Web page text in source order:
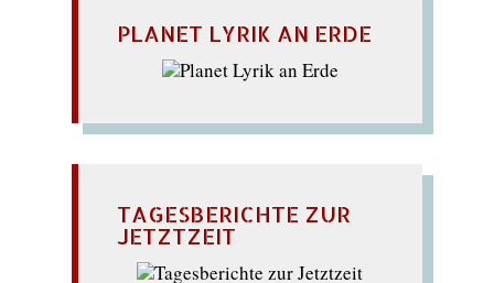
PLANET LYRIK AN ERDE
TAGESBERICHTE ZUR
JETZTZEIT